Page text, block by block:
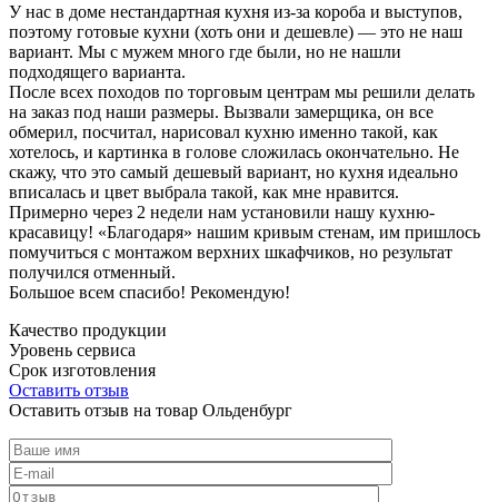
У нас в доме нестандартная кухня из-за короба и выступов,
поэтому готовые кухни (хоть они и дешевле) — это не наш
вариант. Мы с мужем много где были, но не нашли
подходящего варианта.
После всех походов по торговым центрам мы решили делать
на заказ под наши размеры. Вызвали замерщика, он все
обмерил, посчитал, нарисовал кухню именно такой, как
хотелось, и картинка в голове сложилась окончательно. Не
скажу, что это самый дешевый вариант, но кухня идеально
вписалась и цвет выбрала такой, как мне нравится.
Примерно через 2 недели нам установили нашу кухню-
красавицу! «Благодаря» нашим кривым стенам, им пришлось
помучиться с монтажом верхних шкафчиков, но результат
получился отменный.
Большое всем спасибо! Рекомендую!
Качество продукции
Уровень сервиса
Срок изготовления
Оставить отзыв
Оставить отзыв на товар Ольденбург